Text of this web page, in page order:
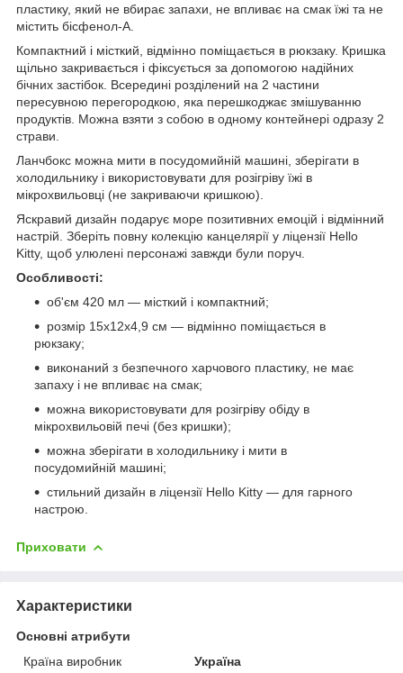
пластику, який не вбирає запахи, не впливає на смак їжі та не
містить бісфенол-А.
Компактний і місткий, відмінно поміщається в рюкзаку. Кришка
щільно закривається і фіксується за допомогою надійних
бічних застібок. Всередині розділений на 2 частини
пересувною перегородкою, яка перешкоджає змішуванню
продуктів. Можна взяти з собою в одному контейнері одразу 2
страви.
Ланчбокс можна мити в посудомийній машині, зберігати в
холодильнику і використовувати для розігріву їжі в
мікрохвильовці (не закриваючи кришкою).
Яскравий дизайн подарує море позитивних емоцій і відмінний
настрій. Зберіть повну колекцію канцелярії у ліцензії Hello
Kitty, щоб улюлені персонажі завжди були поруч.
Особливості:
об'єм 420 мл — місткий і компактний;
розмір 15х12х4,9 см — відмінно поміщається в
рюкзаку;
виконаний з безпечного харчового пластику, не має
запаху і не впливає на смак;
можна використовувати для розігріву обіду в
мікрохвильовій печі (без кришки);
можна зберігати в холодильнику і мити в
посудомийній машині;
стильний дизайн в ліцензії Hello Kitty — для гарного
настрою.
Приховати
Характеристики
Основні атрибути
Країна виробник
Україна